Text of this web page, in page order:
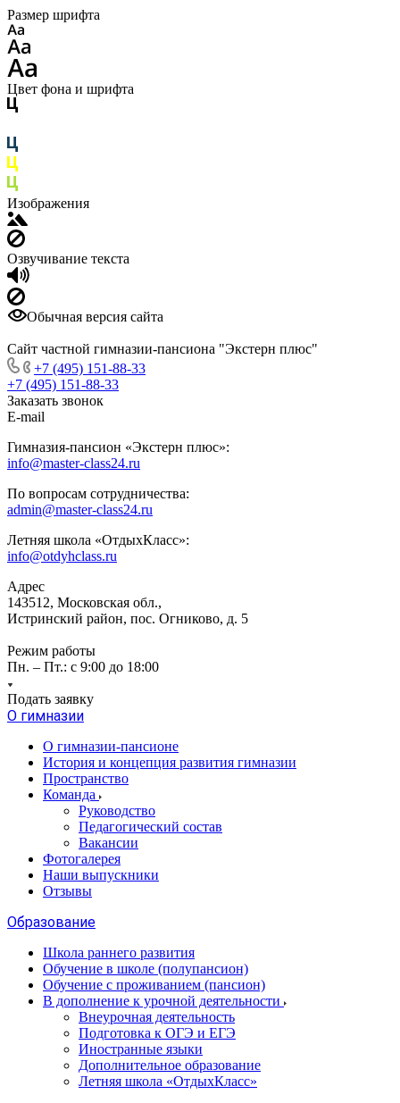
Размер шрифта
Цвет фона и шрифта
Изображения
Озвучивание текста
Обычная версия сайта
Сайт частной гимназии-пансиона "Экстерн плюс"
+7 (495) 151-88-33
+7 (495) 151-88-33
Заказать звонок
E-mail
Гимназия-пансион «Экстерн плюс»:
info@master-class24.ru
По вопросам сотрудничества:
admin@master-class24.ru
Летняя школа «ОтдыхКласс»:
info@otdyhclass.ru
Адрес
143512, Московская обл.,
Истринский район, пос. Огниково, д. 5
Режим работы
Пн. – Пт.: с 9:00 до 18:00
Подать заявку
О гимназии
О гимназии-пансионе
История и концепция развития гимназии
Пространство
Команда
Руководство
Педагогический состав
Вакансии
Фотогалерея
Наши выпускники
Отзывы
Образование
Школа раннего развития
Обучение в школе (полупансион)
Обучение с проживанием (пансион)
В дополнение к урочной деятельности
Внеурочная деятельность
Подготовка к ОГЭ и ЕГЭ
Иностранные языки
Дополнительное образование
Летняя школа «ОтдыхКласс»